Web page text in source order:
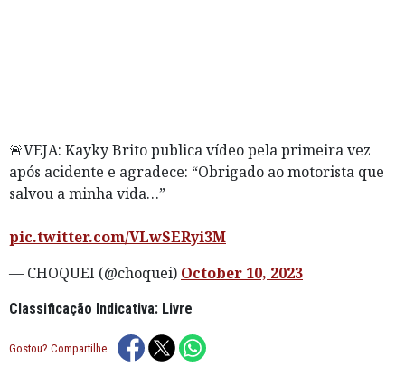
🚨VEJA: Kayky Brito publica vídeo pela primeira vez
após acidente e agradece: “Obrigado ao motorista que
salvou a minha vida…”
pic.twitter.com/VLwSERyi3M
— CHOQUEI (@choquei) October 10, 2023
Classificação Indicativa: Livre
Gostou? Compartilhe